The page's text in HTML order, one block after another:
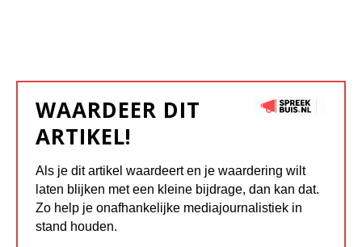
WAARDEER DIT
ARTIKEL!
Als je dit artikel waardeert en je waardering wilt
laten blijken met een kleine bijdrage, dan kan dat.
Zo help je onafhankelijke mediajournalistiek in
stand houden.